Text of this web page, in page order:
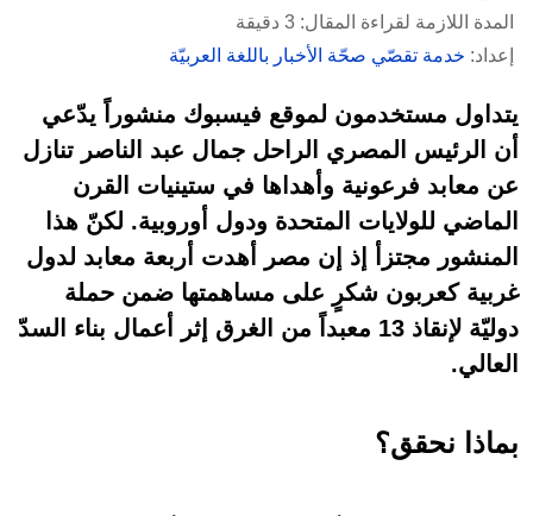
المدة اللازمة لقراءة المقال: 3 دقيقة
إعداد: خدمة تقصّي صحّة الأخبار باللغة العربيّة
يتداول مستخدمون لموقع فيسبوك منشوراً يدّعي
أن الرئيس المصري الراحل جمال عبد الناصر تنازل
عن معابد فرعونية وأهداها في ستينيات القرن
الماضي للولايات المتحدة ودول أوروبية. لكنّ هذا
المنشور مجتزأ إذ إن مصر أهدت أربعة معابد لدول
غربية كعربون شكرٍ على مساهمتها ضمن حملة
دوليّة لإنقاذ 13 معبداً من الغرق إثر أعمال بناء السدّ
العالي.
بماذا نحقق؟